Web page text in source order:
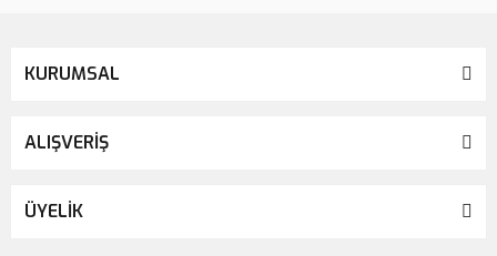
KURUMSAL
ALIŞVERİŞ
ÜYELİK